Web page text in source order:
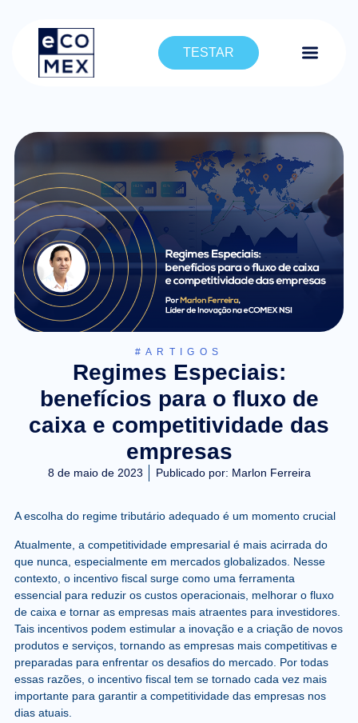
TESTAR
#ARTIGOS
Regimes Especiais:
benefícios para o fluxo de
caixa e competitividade das
empresas
8 de maio de 2023 Publicado por: Marlon Ferreira
A escolha do regime tributário adequado é um momento crucial
Atualmente, a competitividade empresarial é mais acirrada do
que nunca, especialmente em mercados globalizados. Nesse
contexto, o incentivo fiscal surge como uma ferramenta
essencial para reduzir os custos operacionais, melhorar o fluxo
de caixa e tornar as empresas mais atraentes para investidores.
Tais incentivos podem estimular a inovação e a criação de novos
produtos e serviços, tornando as empresas mais competitivas e
preparadas para enfrentar os desafios do mercado. Por todas
essas razões, o incentivo fiscal tem se tornado cada vez mais
importante para garantir a competitividade das empresas nos
dias atuais.